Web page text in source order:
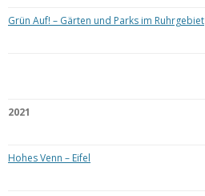
Grün Auf! – Gärten und Parks im Ruhrgebiet
2021
Hohes Venn – Eifel